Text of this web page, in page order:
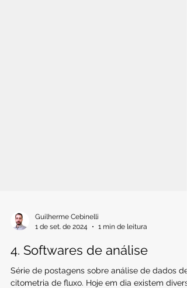
1 de set. de 2024
1 min de leitura
4. Softwares de análise